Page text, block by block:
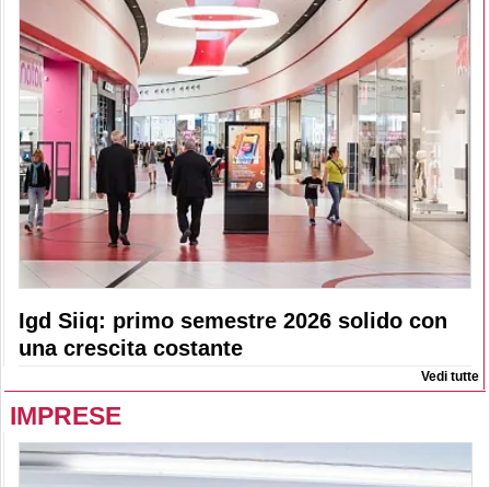
Igd Siiq: primo semestre 2026 solido con
una crescita costante
Vedi tutte
IMPRESE